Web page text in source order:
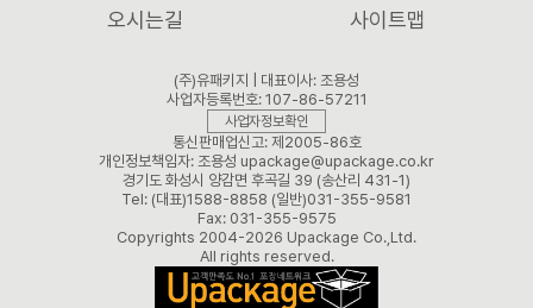
오시는길
사이트맵
(주)유패키지 | 대표이사: 조용성
사업자등록번호: 107-86-57211
사업자정보확인
통신판매업신고: 제2005-86호
개인정보책임자: 조용성 upackage@upackage.co.kr
경기도 화성시 양감면 후곡길 39 (송산리 431-1)
Tel: (대표)1588-8858 (일반)031-355-9581
Fax: 031-355-9575
Copyrights 2004-2026 Upackage Co.,Ltd.
All rights reserved.